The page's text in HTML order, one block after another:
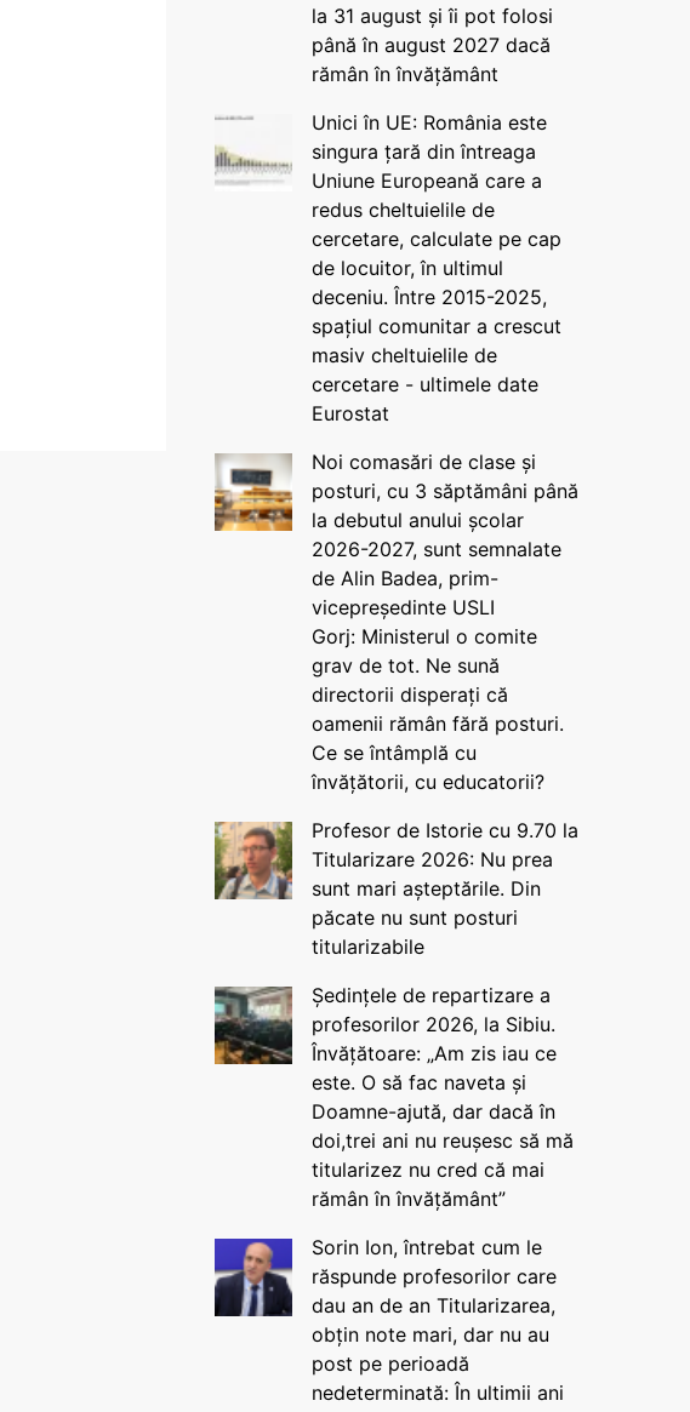
la 31 august și îi pot folosi
până în august 2027 dacă
rămân în învățământ
Unici în UE: România este
singura țară din întreaga
Uniune Europeană care a
redus cheltuielile de
cercetare, calculate pe cap
de locuitor, în ultimul
deceniu. Între 2015-2025,
spațiul comunitar a crescut
masiv cheltuielile de
cercetare - ultimele date
Eurostat
Noi comasări de clase și
posturi, cu 3 săptămâni până
la debutul anului școlar
2026-2027, sunt semnalate
de Alin Badea, prim-
vicepreședinte USLI
Gorj: Ministerul o comite
grav de tot. Ne sună
directorii disperați că
oamenii rămân fără posturi.
Ce se întâmplă cu
învățătorii, cu educatorii?
Profesor de Istorie cu 9.70 la
Titularizare 2026: Nu prea
sunt mari așteptările. Din
păcate nu sunt posturi
titularizabile
Ședințele de repartizare a
profesorilor 2026, la Sibiu.
Învățătoare: „Am zis iau ce
este. O să fac naveta și
Doamne-ajută, dar dacă în
doi,trei ani nu reușesc să mă
titularizez nu cred că mai
rămân în învățământ”
Sorin Ion, întrebat cum le
răspunde profesorilor care
dau an de an Titularizarea,
obțin note mari, dar nu au
post pe perioadă
nedeterminată: În ultimii ani